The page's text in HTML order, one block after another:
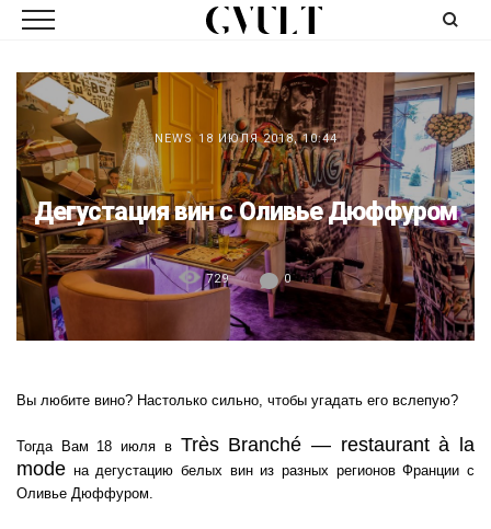
NEWS 18 ИЮЛЯ 2018, 10:44
Дегустация вин с Оливье Дюффуром
729 0
Вы любите вино? Настолько сильно, чтобы угадать его вслепую?
Тогда Вам 18 июля в Très Branché — restaurant à la
mode на дегустацию белых вин из разных регионов Франции с
Оливье Дюффуром.